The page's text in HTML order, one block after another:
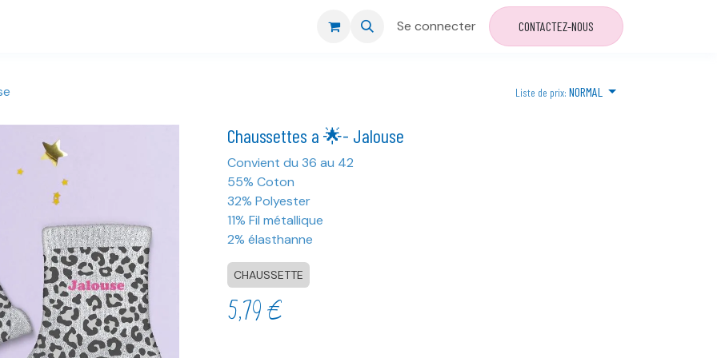
Livraison et retour Se connecter CONTACTEZ-NOUS
Liste de prix: NORMAL
Chaussettes a 🌟- Jalouse
Convient du 36 au 42
55% Coton
32% Polyester
11% Fil métallique
2% élasthanne
CHAUSSETTE
5,79€